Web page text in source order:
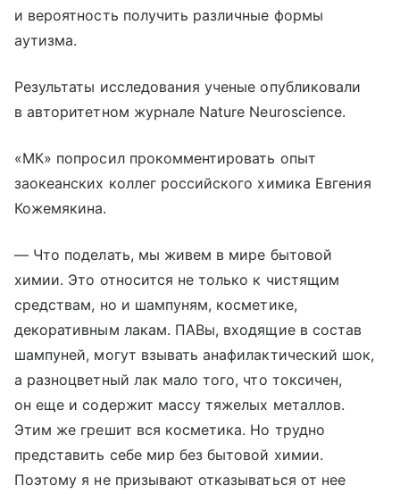
и вероятность получить различные формы
аутизма.
Результаты исследования ученые опубликовали
в авторитетном журнале Nature Neuroscience.
«МК» попросил прокомментировать опыт
заокеанских коллег российского химика Евгения
Кожемякина.
— Что поделать, мы живем в мире бытовой
химии. Это относится не только к чистящим
средствам, но и шампуням, косметике,
декоративным лакам. ПАВы, входящие в состав
шампуней, могут взывать анафилактический шок,
а разноцветный лак мало того, что токсичен,
он еще и содержит массу тяжелых металлов.
Этим же грешит вся косметика. Но трудно
представить себе мир без бытовой химии.
Поэтому я не призывают отказываться от нее